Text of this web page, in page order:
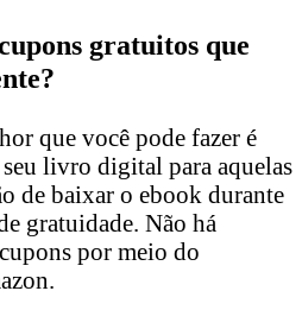
gratuitos que
que você pode fazer é
livro digital para aquelas
de baixar o ebook durante
gratuidade. Não há
por meio do